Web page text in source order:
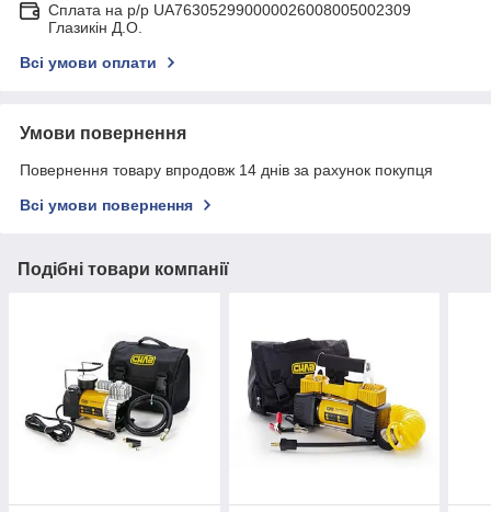
Сплата на р/р UA763052990000026008005002309
Глазикін Д.О.
Всі умови оплати
Умови повернення
Повернення товару впродовж 14 днів за рахунок покупця
Всі умови повернення
Подібні товари компанії